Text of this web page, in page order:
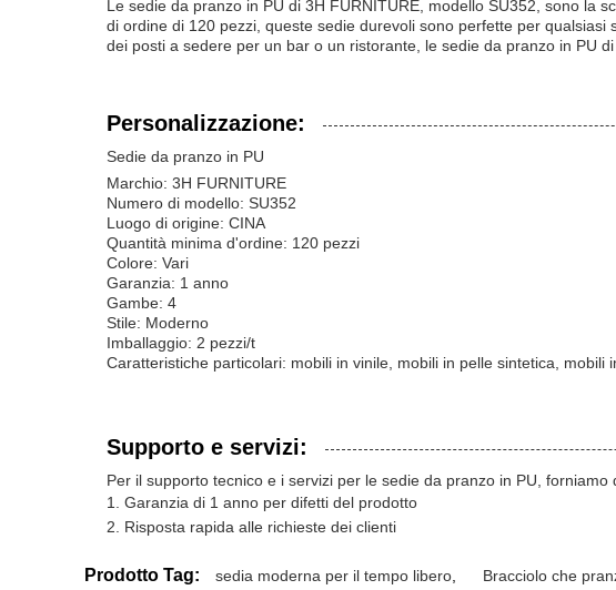
Le sedie da pranzo in PU di 3H FURNITURE, modello SU352, sono la
di ordine di 120 pezzi, queste sedie durevoli sono perfette per
dei posti a sedere per un bar o un ristorante, le sedie da pranzo in PU
Personalizzazione:
Sedie da pranzo in PU
Marchio: 3H FURNITURE
Numero di modello: SU352
Luogo di origine: CINA
Quantità minima d'ordine: 120 pezzi
Colore: Vari
Garanzia: 1 anno
Gambe: 4
Stile: Moderno
Imballaggio: 2 pezzi/t
Caratteristiche particolari: mobili in vinile, mobili in pelle sintetica, mobili
Supporto e servizi:
Per il supporto tecnico e i servizi per le sedie da pranzo in PU, forniamo
Garanzia di 1 anno per difetti del prodotto
Risposta rapida alle richieste dei clienti
Prodotto Tag: sedia moderna per il tempo libero Bracciolo che